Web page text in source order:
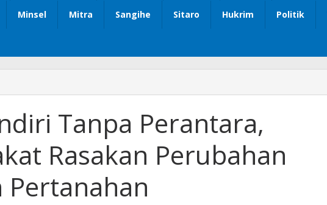
Minsel Mitra Sangihe Sitaro Hukrim Politik
Sendiri
Perantara,
Masyarakat
Rasakan
Perubahan
Pertanahan
Tanpa Perantara,
Rasakan Perubahan
Pertanahan